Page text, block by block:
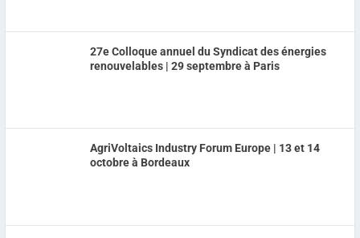
27e Colloque annuel du Syndicat des énergies
renouvelables | 29 septembre à Paris
AgriVoltaics Industry Forum Europe | 13 et 14
octobre à Bordeaux